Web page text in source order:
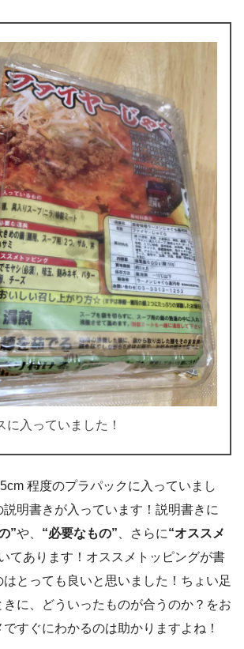
に入っていました！
程度のプラパックに入っていまし
明書きが入っています！説明書きに
”や、 “必要なもの” 、さらに“オススメ
てあります！オススメトッピングが書
とっても良いと思いました！ ちょい足
きに、どういったものが合うのか？をお
すぐにわかるのは助かりますよね！